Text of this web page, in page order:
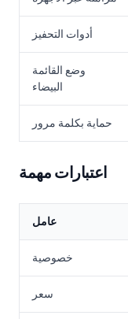
أدوات التحفيز
وضع القائمة
البيضاء
حماية بكلمة مرور
اعتبارات مهمة
عامل
خصوصية
سعر